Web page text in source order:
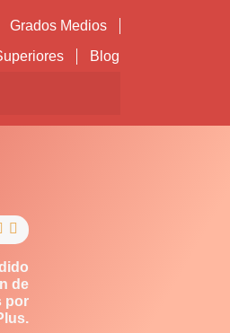
Grados Medios
Blog

de
por